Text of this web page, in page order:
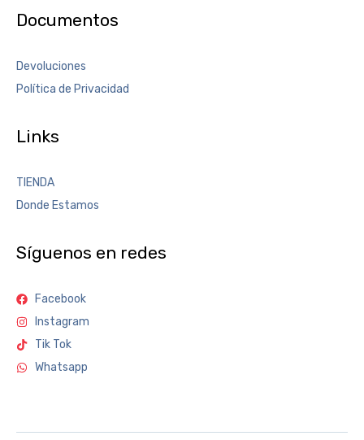
Documentos
Devoluciones
Política de Privacidad
Links
TIENDA
Donde Estamos
Síguenos en redes
Facebook
Instagram
Tik Tok
Whatsapp